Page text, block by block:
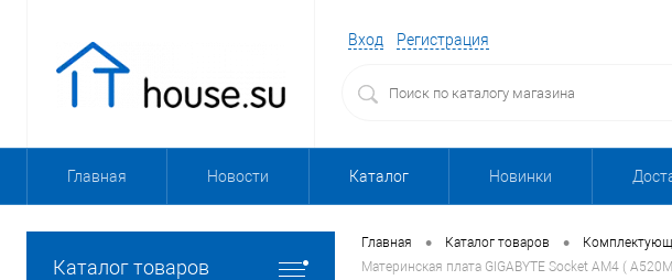
Вход Регистрация
Главная Новости Каталог Новинки
Каталог товаров
Главная • Каталог товаров •
Материнская плата GIGABYTE Socket AM4 (